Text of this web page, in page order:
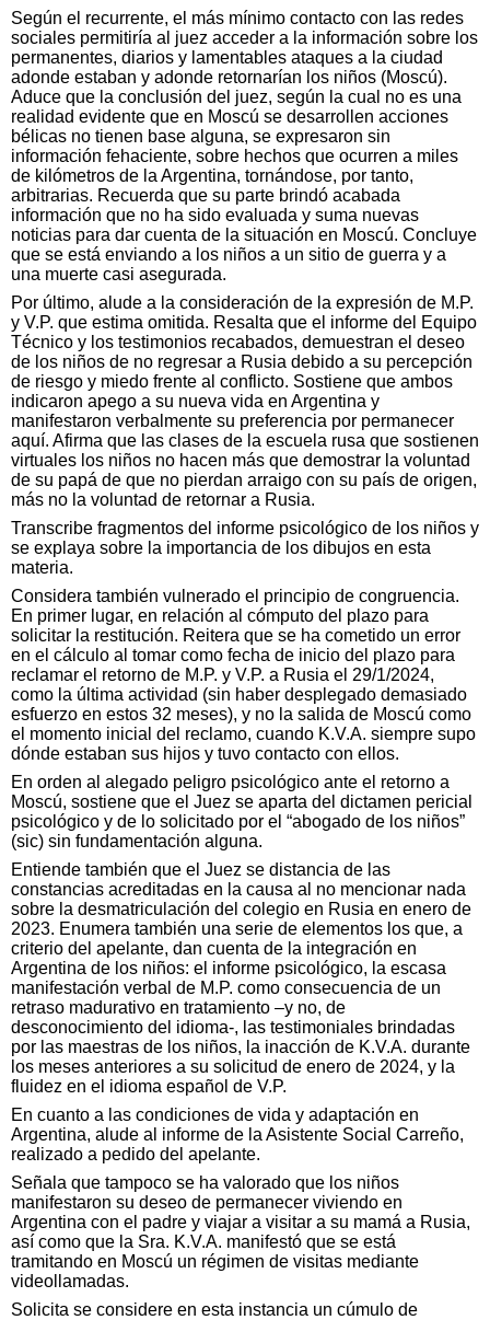
Según el recurrente, el más mínimo contacto con las redes
sociales permitiría al juez acceder a la información sobre los
permanentes, diarios y lamentables ataques a la ciudad
adonde estaban y adonde retornarían los niños (Moscú).
Aduce que la conclusión del juez, según la cual no es una
realidad evidente que en Moscú se desarrollen acciones
bélicas no tienen base alguna, se expresaron sin
información fehaciente, sobre hechos que ocurren a miles
de kilómetros de la Argentina, tornándose, por tanto,
arbitrarias. Recuerda que su parte brindó acabada
información que no ha sido evaluada y suma nuevas
noticias para dar cuenta de la situación en Moscú. Concluye
que se está enviando a los niños a un sitio de guerra y a
una muerte casi asegurada.
Por último, alude a la consideración de la expresión de M.P.
y V.P. que estima omitida. Resalta que el informe del Equipo
Técnico y los testimonios recabados, demuestran el deseo
de los niños de no regresar a Rusia debido a su percepción
de riesgo y miedo frente al conflicto. Sostiene que ambos
indicaron apego a su nueva vida en Argentina y
manifestaron verbalmente su preferencia por permanecer
aquí. Afirma que las clases de la escuela rusa que sostienen
virtuales los niños no hacen más que demostrar la voluntad
de su papá de que no pierdan arraigo con su país de origen,
más no la voluntad de retornar a Rusia.
Transcribe fragmentos del informe psicológico de los niños y
se explaya sobre la importancia de los dibujos en esta
materia.
Considera también vulnerado el principio de congruencia.
En primer lugar, en relación al cómputo del plazo para
solicitar la restitución. Reitera que se ha cometido un error
en el cálculo al tomar como fecha de inicio del plazo para
reclamar el retorno de M.P. y V.P. a Rusia el 29/1/2024,
como la última actividad (sin haber desplegado demasiado
esfuerzo en estos 32 meses), y no la salida de Moscú como
el momento inicial del reclamo, cuando K.V.A. siempre supo
dónde estaban sus hijos y tuvo contacto con ellos.
En orden al alegado peligro psicológico ante el retorno a
Moscú, sostiene que el Juez se aparta del dictamen pericial
psicológico y de lo solicitado por el “abogado de los niños”
(sic) sin fundamentación alguna.
Entiende también que el Juez se distancia de las
constancias acreditadas en la causa al no mencionar nada
sobre la desmatriculación del colegio en Rusia en enero de
2023. Enumera también una serie de elementos los que, a
criterio del apelante, dan cuenta de la integración en
Argentina de los niños: el informe psicológico, la escasa
manifestación verbal de M.P. como consecuencia de un
retraso madurativo en tratamiento –y no, de
desconocimiento del idioma-, las testimoniales brindadas
por las maestras de los niños, la inacción de K.V.A. durante
los meses anteriores a su solicitud de enero de 2024, y la
fluidez en el idioma español de V.P.
En cuanto a las condiciones de vida y adaptación en
Argentina, alude al informe de la Asistente Social Carreño,
realizado a pedido del apelante.
Señala que tampoco se ha valorado que los niños
manifestaron su deseo de permanecer viviendo en
Argentina con el padre y viajar a visitar a su mamá a Rusia,
así como que la Sra. K.V.A. manifestó que se está
tramitando en Moscú un régimen de visitas mediante
videollamadas.
Solicita se considere en esta instancia un cúmulo de